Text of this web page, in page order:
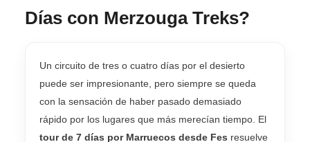
Días con Merzouga Treks?
Un circuito de tres o cuatro días por el desierto
puede ser impresionante, pero siempre se queda
con la sensación de haber pasado demasiado
rápido por los lugares que más merecían tiempo. El
tour de 7 días por Marruecos desde Fes resuelve